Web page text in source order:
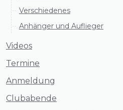
Verschiedenes
Anhänger und Auflieger
Videos
Termine
Anmeldung
Clubabende